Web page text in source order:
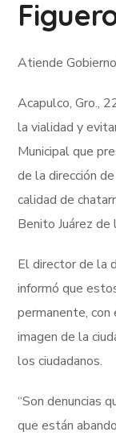
Atiende
Acapulco, Gro.,
la vialidad y
Municipal que
de la dirección
calidad de
Benito Juárez de
El director de la
informó que
permanente, con
imagen de la
los ciudadanos.
“Son denuncias
que están